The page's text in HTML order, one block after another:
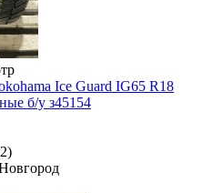
Ice Guard IG65 R18
б/у з45154